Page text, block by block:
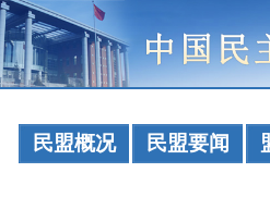
民盟概况 民盟要闻